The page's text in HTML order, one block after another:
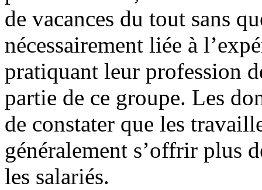
de vacances du tout sans
nécessairement liée à
pratiquant leur profession
partie de ce groupe. Les
de constater que les
généralement s’offrir plus
les salariés.